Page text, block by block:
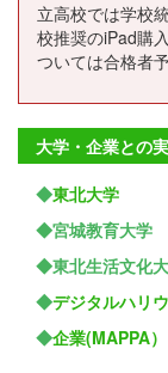
立高校では学校
校推奨のiPad購
ついては合格者
大学・企業との
◆東北大学
◆宮城教育大学
◆東北生活文化
◆デジタルハリ
◆企業(MAPPA）